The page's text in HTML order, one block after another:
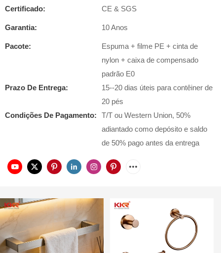
Certificado:
CE & SGS
Garantia: 10 Anos
Pacote:
Espuma + filme PE + cinta de
nylon + caixa de compensado
padrão E0
Prazo De Entrega:
15--20 dias úteis para contêiner de
20 pés
Condições De Pagamento:
T/T ou Western Union, 50%
adiantado como depósito e saldo
de 50% pago antes da entrega